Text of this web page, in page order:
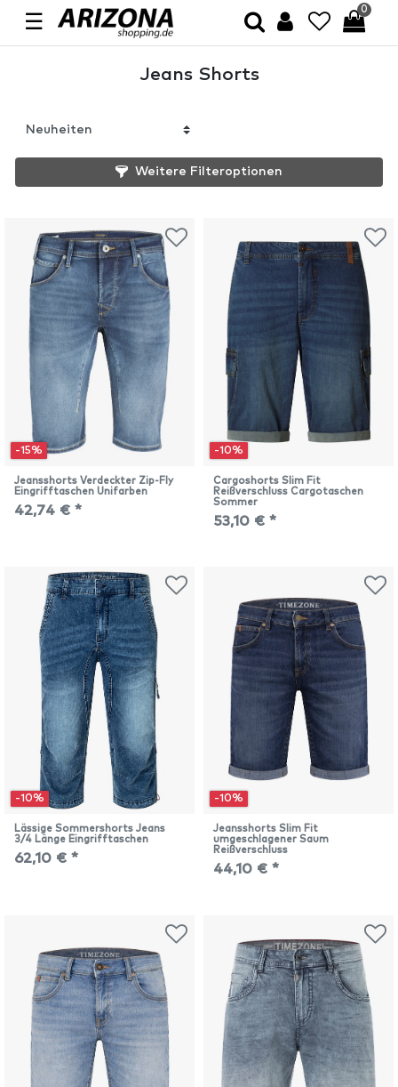
☰
0
Jeans Shorts
Weitere Filteroptionen
-15%
Jeansshorts Verdeckter Zip-Fly
Eingrifftaschen Unifarben
42,74 € *
-10%
Cargoshorts Slim Fit
Reißverschluss Cargotaschen
Sommer
53,10 € *
-10%
Lässige Sommershorts Jeans
3/4 Länge Eingrifftaschen
62,10 € *
-10%
Jeansshorts Slim Fit
umgeschlagener Saum
Reißverschluss
44,10 € *